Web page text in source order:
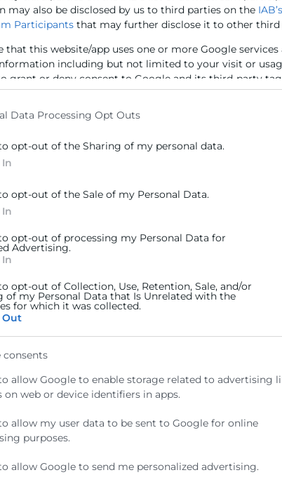
may also be disclosed by us to third parties on the
Participants that may further disclose it to other third
that this website/app uses one or more Google
including but not limited to your visit or
grant or deny consent to Google and its third-party
specified purposes in below Google consent section.
Data Processing Opt Outs
opt-out of the Sharing of my personal data.
opt-out of the Sale of my Personal Data.
opt-out of processing my Personal Data for
Advertising.
opt-out of Collection, Use, Retention, Sale, and/or
of my Personal Data that Is Unrelated with the
for which it was collected.
consents
allow Google to enable storage related to advertising
on web or device identifiers in apps.
allow my user data to be sent to Google for online
purposes.
allow Google to send me personalized advertising.
los 8.106 comercios que hay en las
afectadas, el 64,5 por ciento podrían
sufrido daños directos. El informe
por Cámara
de las empresas
de construcción
de los 68
más afectados